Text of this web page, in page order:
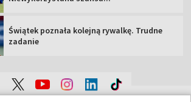
Świątek poznała kolejną rywalkę. Trudne
zadanie